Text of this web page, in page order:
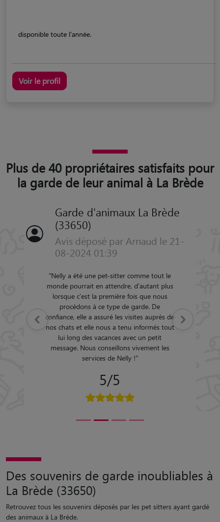
disponible toute l'année.
Voir le profil
Plus de 40 propriétaires satisfaits pour
la garde de leur animal à La Brède
Garde d'animaux La Brède
(33650)
Avis déposé par Arnaud le 21-
08-2024 01:39
"Nelly a été une pet-sitter comme tout le
monde pourrait en attendre, d'autant plus
lorsque c'est la première fois que nous
procédons à ce type de garde. De
confiance, elle a assuré les visites auprès de
nos chats et elle nous a tenu informés tout
lui long des vacances avec un petit
message. Nous conseillons vivement les
services de Nelly !"
5/5
Précédent Suivant
Des souvenirs de garde inoubliables à
La Brède (33650)
Retrouvez tous les souvenirs déposés par les pet sitters ayant gardé
des animaux à La Brède.